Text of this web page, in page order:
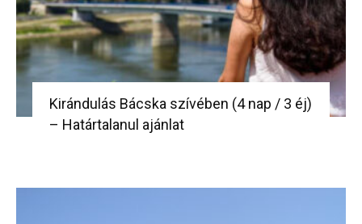
Kirándulás Bácska szívében (4 nap / 3 éj)
– Határtalanul ajánlat